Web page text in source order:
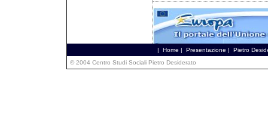
| Home | Presentazione |
Pietro
© 2004 Centro Studi Sociali Pietro Desiderato